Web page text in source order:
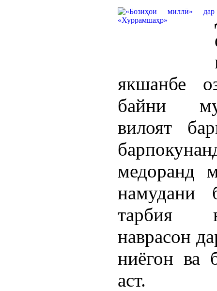
якшанбе
байни
вилоят
медоранд
намудани
тарбия
наврасон
ниёгон ва
аст.